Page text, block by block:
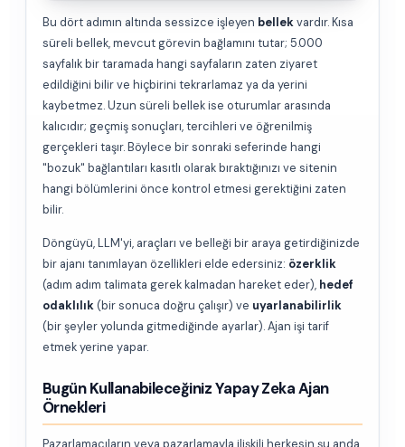
Bu dört adımın altında sessizce işleyen bellekvardır. Kısa
süreli bellek, mevcut görevin bağlamını tutar; 5.000
sayfalık bir taramada hangi sayfaların zaten ziyaret
edildiğini bilir ve hiçbirini tekrarlamaz ya da yerini
kaybetmez. Uzun süreli bellek ise oturumlar arasında
kalıcıdır; geçmiş sonuçları, tercihleri ve öğrenilmiş
gerçekleri taşır. Böylece bir sonraki seferinde hangi
"bozuk" bağlantıları kasıtlı olarak bıraktığınızı ve sitenin
hangi bölümlerini önce kontrol etmesi gerektiğini zaten
bilir.
Döngüyü, LLM'yi, araçları ve belleği bir araya getirdiğinizde
bir ajanı tanımlayan özellikleri elde edersiniz: özerklik
(adım adım talimata gerek kalmadan hareket eder), hedef
odaklılık(bir sonuca doğru çalışır) ve uyarlanabilirlik
(bir şeyler yolunda gitmediğinde ayarlar). Ajan işi tarif
etmek yerine yapar.
Bugün Kullanabileceğiniz Yapay Zeka Ajan
Örnekleri
Pazarlamacıların veya pazarlamayla ilişkili herkesin şu anda